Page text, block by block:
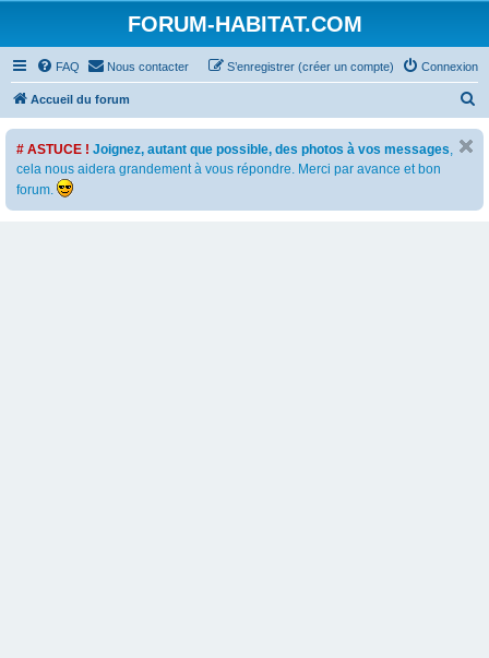
FORUM-HABITAT.COM
FAQ Nous contacter Connexion
S’enregistrer (créer un compte)
Accueil du forum
e
# ASTUCE ! Joignez, autant que possible, des photos à vos messages,
cela nous aidera grandement à vous répondre. Merci par avance et bon
forum.